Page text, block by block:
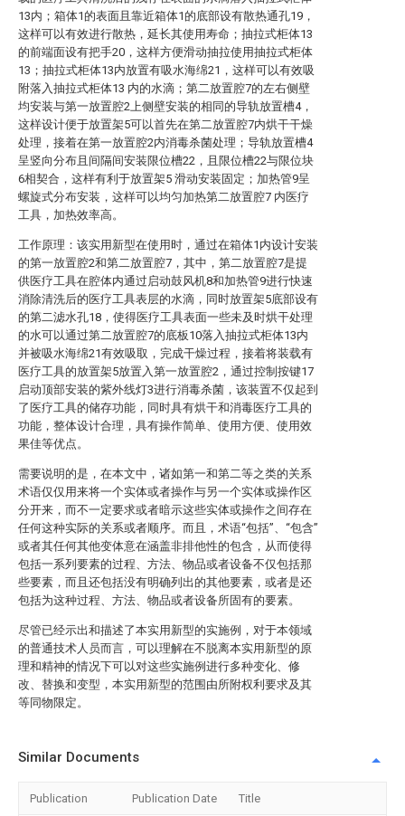
13内；箱体1的表面且靠近箱体1的底部设有散热通孔19，
这样可以有效进行散热，延长其使用寿命；抽拉式柜体13
的前端面设有把手20，这样方便滑动抽拉使用抽拉式柜体
13；抽拉式柜体13内放置有吸水海绵21，这样可以有效吸
附落入抽拉式柜体13 内的水滴；第二放置腔7的左右侧壁
均安装与第一放置腔2上侧壁安装的相同的导轨放置槽4，
这样设计便于放置架5可以首先在第二放置腔7内烘干干燥
处理，接着在第一放置腔2内消毒杀菌处理；导轨放置槽4
呈竖向分布且间隔间安装限位槽22，且限位槽22与限位块
6相契合，这样有利于放置架5 滑动安装固定；加热管9呈
螺旋式分布安装，这样可以均匀加热第二放置腔7 内医疗
工具，加热效率高。
工作原理：该实用新型在使用时，通过在箱体1内设计安装
的第一放置腔2和第二放置腔7，其中，第二放置腔7是提
供医疗工具在腔体内通过启动鼓风机8和加热管9进行快速
消除清洗后的医疗工具表层的水滴，同时放置架5底部设有
的第二滤水孔18，使得医疗工具表面一些未及时烘干处理
的水可以通过第二放置腔7的底板10落入抽拉式柜体13内
并被吸水海绵21有效吸取，完成干燥过程，接着将装载有
医疗工具的放置架5放置入第一放置腔2，通过控制按键17
启动顶部安装的紫外线灯3进行消毒杀菌，该装置不仅起到
了医疗工具的储存功能，同时具有烘干和消毒医疗工具的
功能，整体设计合理，具有操作简单、使用方便、使用效
果佳等优点。
需要说明的是，在本文中，诸如第一和第二等之类的关系
术语仅仅用来将一个实体或者操作与另一个实体或操作区
分开来，而不一定要求或者暗示这些实体或操作之间存在
任何这种实际的关系或者顺序。而且，术语“包括”、“包含”
或者其任何其他变体意在涵盖非排他性的包含，从而使得
包括一系列要素的过程、方法、物品或者设备不仅包括那
些要素，而且还包括没有明确列出的其他要素，或者是还
包括为这种过程、方法、物品或者设备所固有的要素。
尽管已经示出和描述了本实用新型的实施例，对于本领域
的普通技术人员而言，可以理解在不脱离本实用新型的原
理和精神的情况下可以对这些实施例进行多种变化、修
改、替换和变型，本实用新型的范围由所附权利要求及其
等同物限定。
Similar Documents
Publication Publication Date Title